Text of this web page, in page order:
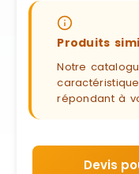
Produits
Notre
répondant à
Devis